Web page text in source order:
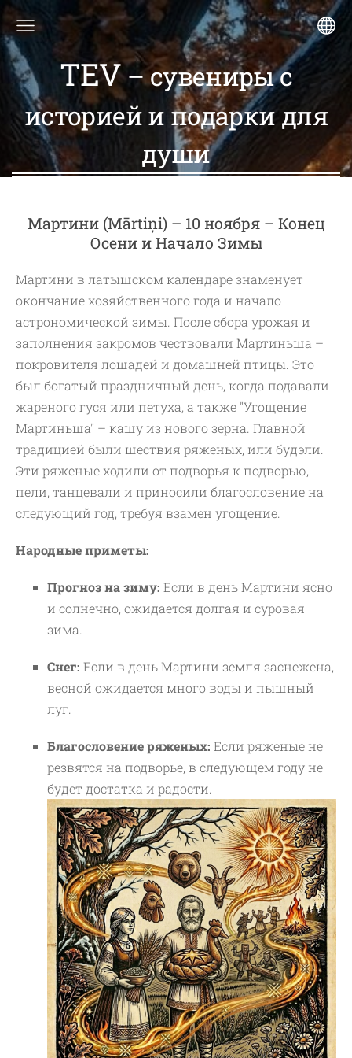
TEV– сувениры с
историей и подарки для
души
Мартини (Mārtiņi) – 10 ноября – Конец
Осени и Начало Зимы
Мартини в латышском календаре знаменует
окончание хозяйственного года и начало
астрономической зимы. После сбора урожая и
заполнения закромов чествовали Мартиньша –
покровителя лошадей и домашней птицы. Это
был богатый праздничный день, когда подавали
жареного гуся или петуха, а также "Угощение
Мартиньша" – кашу из нового зерна. Главной
традицией были шествия ряженых, или будэли.
Эти ряженые ходили от подворья к подворью,
пели, танцевали и приносили благословение на
следующий год, требуя взамен угощение.
Народные приметы:
Прогноз на зиму: Если в день Мартини ясно
и солнечно, ожидается долгая и суровая
зима.
Снег: Если в день Мартини земля заснежена,
весной ожидается много воды и пышный
луг.
Благословение ряженых: Если ряженые не
резвятся на подворье, в следующем году не
будет достатка и радости.